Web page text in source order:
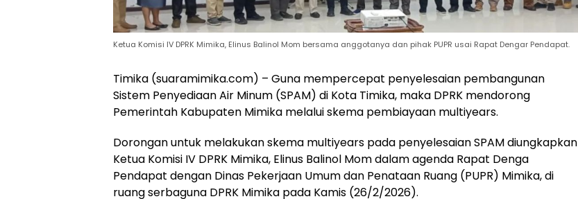
Ketua Komisi IV DPRK Mimika, Elinus Balinol Mom bersama anggotanya dan pihak PUPR usai Rapat Dengar Pendapat.
Timika (suaramimika.com) – Guna mempercepat penyelesaian pembangunan
Sistem Penyediaan Air Minum (SPAM) di Kota Timika, maka DPRK mendorong
Pemerintah Kabupaten Mimika melalui skema pembiayaan multiyears.
Dorongan untuk melakukan skema multiyears pada penyelesaian SPAM diungkapkan
Ketua Komisi IV DPRK Mimika, Elinus Balinol Mom dalam agenda Rapat Denga
Pendapat dengan Dinas Pekerjaan Umum dan Penataan Ruang (PUPR) Mimika, di
ruang serbaguna DPRK Mimika pada Kamis (26/2/2026).